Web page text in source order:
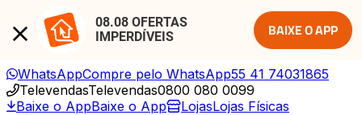
08.08 OFERTAS
IMPERDÍVEIS
BAIXE O APP
WhatsAppCompre pelo WhatsApp55 41 74031865
TelevendasTelevendas0800 080 0099
Baixe o AppBaixe o App LojasLojas Físicas